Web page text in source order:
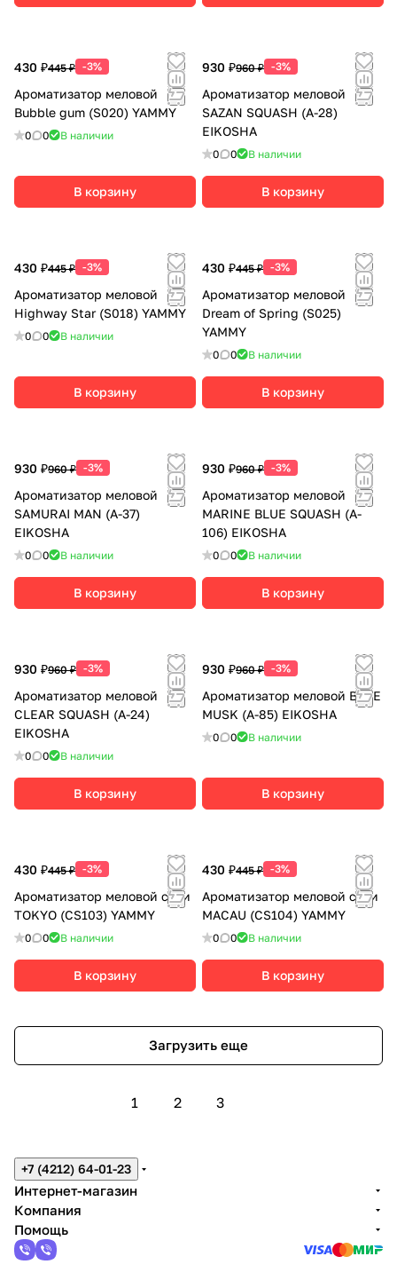
430 ₽445 ₽ -3%
Ароматизатор меловой
Bubble gum (S020) YAMMY
0 0 В наличии
В корзину
930 ₽960 ₽ -3%
Ароматизатор меловой
SAZAN SQUASH (А-28)
EIKOSHA
0 0 В наличии
В корзину
430 ₽445 ₽ -3%
Ароматизатор меловой
Highway Star (S018) YAMMY
0 0 В наличии
В корзину
430 ₽445 ₽ -3%
Ароматизатор меловой
Dream of Spring (S025)
YAMMY
0 0 В наличии
В корзину
930 ₽960 ₽ -3%
Ароматизатор меловой
SAMURAI MAN (А-37)
EIKOSHA
0 0 В наличии
В корзину
930 ₽960 ₽ -3%
Ароматизатор меловой
MARINE BLUE SQUASH (A-
106) EIKOSHA
0 0 В наличии
В корзину
930 ₽960 ₽ -3%
Ароматизатор меловой
CLEAR SQUASH (А-24)
EIKOSHA
0 0 В наличии
В корзину
930 ₽960 ₽ -3%
Ароматизатор меловой BLUE
MUSK (A-85) EIKOSHA
0 0 В наличии
В корзину
430 ₽445 ₽ -3%
Ароматизатор меловой сити
TOKYO (CS103) YAMMY
0 0 В наличии
В корзину
430 ₽445 ₽ -3%
Ароматизатор меловой сити
MACAU (CS104) YAMMY
0 0 В наличии
В корзину
Загрузить еще
1 2 3
+7 (4212) 64-01-23
Интернет-магазин
Компания
Помощь